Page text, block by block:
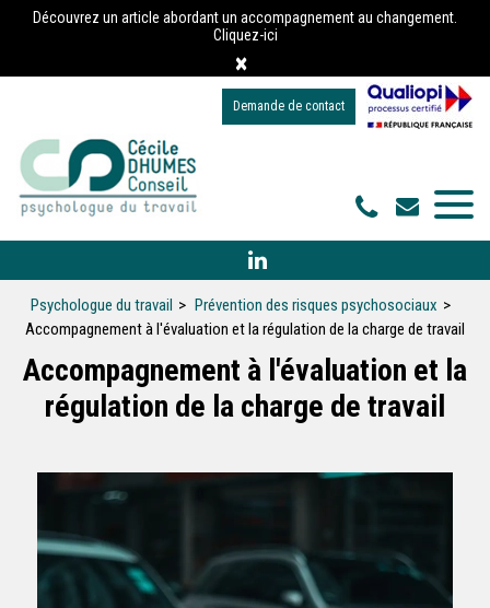
Découvrez un article abordant un accompagnement au changement.
Cliquez-ici
×
Demande de contact
Psychologue du travail
Prévention des risques psychosociaux
Accompagnement à l'évaluation et la régulation de la charge de travail
Accompagnement à l'évaluation et la
régulation de la charge de travail
Panneau de gestion des cookies